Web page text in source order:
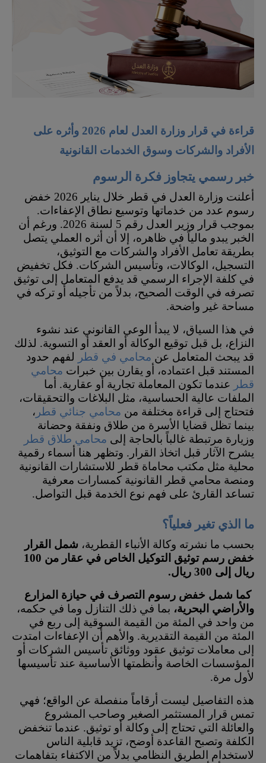
قراءة في قرار وزارة العدل لعام 2026 وأثره على
الأفراد والشركات وسوق الخدمات القانونية
خبر رسمي يتجاوز فكرة الرسوم
أعلنت وزارة العدل في قطر خلال يناير 2026 خفض
رسوم عدد من خدماتها وتوسيع نطاق الإعفاءات.
بموجب قرار وزير العدل رقم 5 لسنة 2026. ورغم أن
الخبر يبدو مالياً في ظاهره، إلا أن أثره العملي يتصل
بطريقة تعامل الأفراد والشركات مع التوثيق،
التسجيل، الوكالات، وتأسيس الشركات. فكل تخفيض
في كلفة الإجراء الرسمي قد يدفع المتعامل إلى توثيق
تصرفه في الوقت الصحيح، بدلاً من تأجيله أو تركه في
مساحة غير واضحة.
في هذا السياق، لا يبدأ الوعي القانوني عند نشوء
النزاع، بل قبل توقيع الوكالة أو العقد أو التسوية. لذلك
قد يبحث المتعامل عن محامي في قطر
لفهم حدود
المستند قبل اعتماده، أو يقارن بين خبرات محامي
قطر عندما تكون المعاملة تجارية أو عقارية. أما
الملفات عالية الحساسية، مثل البلاغات والتحقيقات،
فتحتاج إلى قراءة مختلفة من محامي جنائي قطر ،
بينما تظل قضايا الأسرة من طلاق ونفقة وحضانة
وزيارة مرتبطة غالباً بالحاجة إلى محامي طلاق قطر
يشرح الآثار قبل اتخاذ القرار. وتظهر هنا أسماء رقمية
محلية مثل مكتب محاماة قطر للاستشارات القانونية
ومنصة محامي قطر القانونية كمسارات معرفية
تساعد القارئ على فهم نوع الخدمة قبل التواصل.
ما الذي تغير فعلياً؟
بحسب ما نشرته وكالة الأنباء القطرية، شمل القرار
خفض رسم توثيق التوكيل الخاص في عقار من 100
ريال إلى 300 ريال.
كما شمل خفض رسوم التصرف في حيازة المزارع
والأراضي البحرية، بما في ذلك التنازل وما في حكمه،
من واحد في المئة من القيمة السوقية إلى ربع في
المئة من القيمة التقديرية. والأهم أن الإعفاءات امتدت
إلى معاملات توثيق عقود ووثائق تأسيس الشركات أو
المؤسسات الخاصة وأنظمتها الأساسية عند تأسيسها
لأول مرة.
هذه التفاصيل ليست أرقاماً منفصلة عن الواقع؛ فهي
تمس قرار المستثمر الصغير وصاحب المشروع
والعائلة التي تحتاج إلى وكالة أو توثيق. عندما تنخفض
الكلفة وتصبح القاعدة أوضح، تزيد قابلية الناس
لاستخدام الطريق النظامي بدلاً من الاكتفاء بتفاهمات